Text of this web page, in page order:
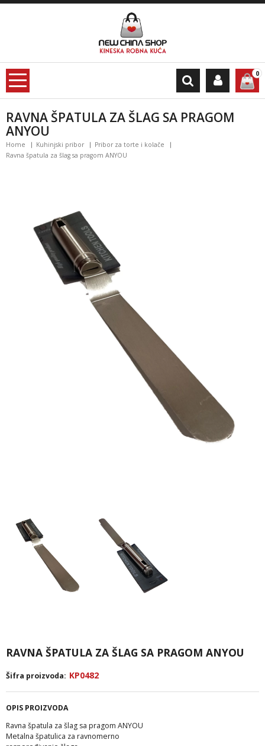
0
RAVNA ŠPATULA ZA ŠLAG SA PRAGOM
ANYOU
Home Kuhinjski pribor
Pribor za torte i kolače
Ravna špatula za šlag sa pragom ANYOU
RAVNA ŠPATULA ZA ŠLAG SA PRAGOM ANYOU
Šifra proizvoda: KP0482
OPIS PROIZVODA
Ravna špatula za šlag sa pragom ANYOU
Metalna špatulica za ravnomerno